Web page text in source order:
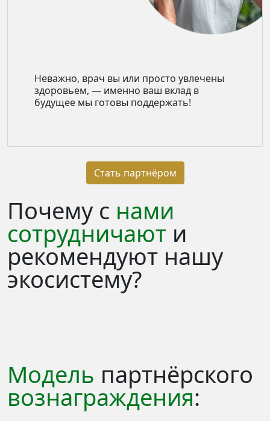
Неважно, врач вы или просто увлечены
здоровьем, — именно ваш вклад в
будущее мы готовы поддержать!
Стать партнёром
Почему с нами
сотрудничают и
рекомендуют нашу
экосистему?
Модель партнёрского
вознаграждения: